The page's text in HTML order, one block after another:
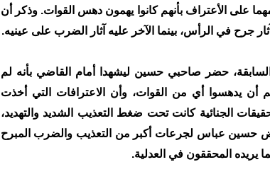
على الأعتراف بأنهم كانوا يهمون دهس القوات. وذكر أن
جرح في الرأس، بينما الآخر عليه آثار الضرب على عينيه.
حضر صاحبي حسين ليشهدا أمام القاضي بأنه لم
أن يدهسوا أي من القوات، وأن الاعترافات التي أخذت
الجنائية كانت تحت ضغط التعذيب الشديد والتهديد،
حسين عباس لجرعات أكبر من التعذيب والضرب المبرح
يريده المحققون في العدلية.